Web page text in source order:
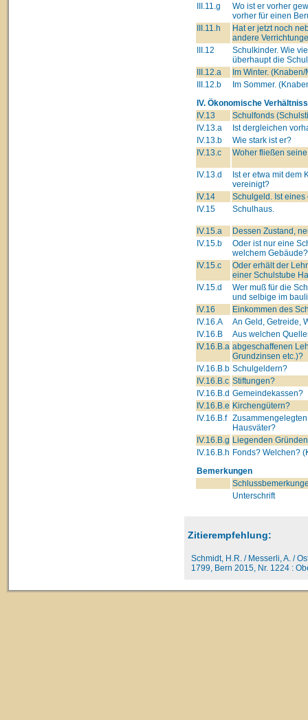
III.11.g
Wo ist er vorher
vorher für einen
III.11.h
Hat er jetzt noch
andere
III.12
Schulkinder. Wie
überhaupt die
III.12.a
Im Winter.
III.12.b
Im Sommer.
IV. Ökonomische
IV.13
Schulfonds
IV.13.a
Ist dergleichen
IV.13.b
Wie stark ist er?
IV.13.c
Woher fließen
IV.13.d
Ist er etwa mit dem
vereinigt?
IV.14
Schulgeld. Ist
IV.15
Schulhaus.
IV.15.a
Dessen Zustand,
IV.15.b
Oder ist nur eine
welchem Gebäude?
IV.15.c
Oder erhält der
einer Schulstube
IV.15.d
Wer muß für die
und selbige im
IV.16
Einkommen des
IV.16.A
An Geld, Getreide,
IV.16.B
Aus welchen
IV.16.B.a abgeschaffenen
Grundzinsen etc.)?
IV.16.B.b Schulgeldern?
IV.16.B.c Stiftungen?
IV.16.B.d Gemeindekassen?
IV.16.B.e Kirchengütern?
IV.16.B.f
Hausväter?
IV.16.B.g Liegenden
IV.16.B.h Fonds? Welchen?
Bemerkungen
Unterschrift
Zitierempfehlung:
Schmidt, H.R. / Messerli, A. /
1799, Bern 2015, Nr. 1224 :